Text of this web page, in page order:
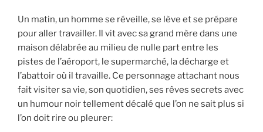
Un matin, un homme se réveille, se lève et se prépare
pour aller travailler. Il vit avec sa grand mère dans une
maison délabrée au milieu de nulle part entre les
pistes de l’aéroport, le supermarché, la décharge et
l’abattoir où il travaille. Ce personnage attachant nous
fait visiter sa vie, son quotidien, ses rêves secrets avec
un humour noir tellement décalé que l’on ne sait plus si
l’on doit rire ou pleurer: